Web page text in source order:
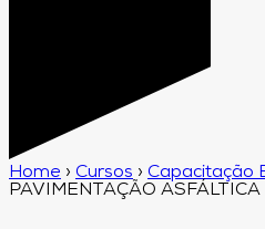
Home › Cursos › Capacitação
PAVIMENTAÇÃO ASFÁLTICA